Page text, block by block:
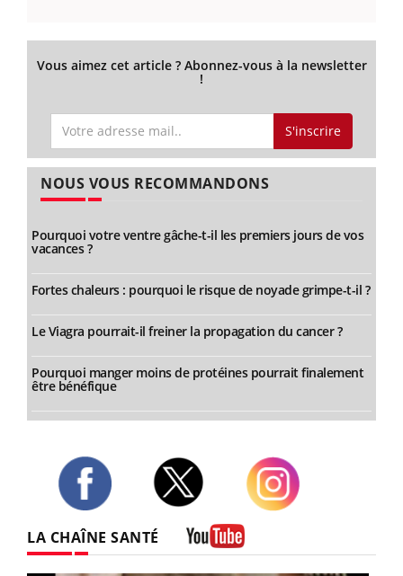
Vous aimez cet article ? Abonnez-vous à la newsletter
!
S'inscrire
NOUS VOUS RECOMMANDONS
Pourquoi votre ventre gâche-t-il les premiers jours de vos
vacances ?
Fortes chaleurs : pourquoi le risque de noyade grimpe-t-il ?
Le Viagra pourrait-il freiner la propagation du cancer ?
Pourquoi manger moins de protéines pourrait finalement
être bénéfique
LA CHAÎNE SANTÉ